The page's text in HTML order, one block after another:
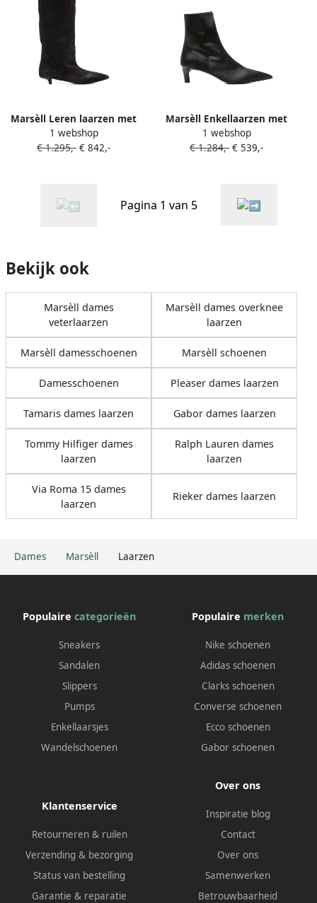
Dames Marsèll Laarzen
Marsèll Leren laarzen met
puntige neus en reliëf
Zwart
1 webshop
€ 1.295,- € 842,-
Marsèll Enkellaarzen met
puntige neus Zwart
1 webshop
€ 1.284,- € 539,-
Pagina 1 van 5
Bekijk ook
Marsèll dames
veterlaarzen
Marsèll dames overknee
laarzen
Marsèll damesschoenen Marsèll schoenen
Damesschoenen Pleaser dames laarzen
Tamaris dames laarzen Gabor dames laarzen
Tommy Hilfiger dames
laarzen
Ralph Lauren dames
laarzen
Via Roma 15 dames
laarzen
Rieker dames laarzen
Populaire categorieën
Sneakers
Sandalen
Slippers
Pumps
Enkellaarsjes
Wandelschoenen
Populaire merken
Nike schoenen
Adidas schoenen
Clarks schoenen
Converse schoenen
Ecco schoenen
Gabor schoenen
Klantenservice
Retourneren & ruilen
Verzending & bezorging
Status van bestelling
Garantie & reparatie
Over ons
Inspiratie blog
Contact
Over ons
Samenwerken
Betrouwbaarheid